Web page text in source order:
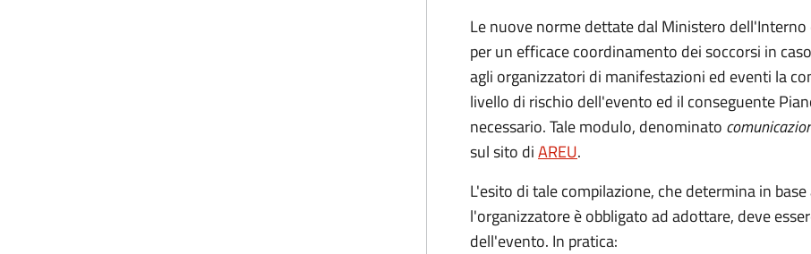
Le nuove norme dettate dal Ministero
per un efficace coordinamento dei soccorsi in
agli organizzatori di manifestazioni ed eventi la
livello di rischio dell'evento ed il conseguente
necessario. Tale modulo, denominato
sul sito diAREU.
L'esito di tale compilazione, che determina in
l'organizzatore è obbligato ad adottare, deve
dell'evento. In pratica: